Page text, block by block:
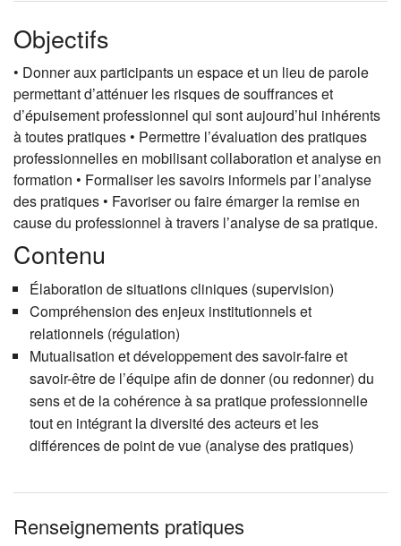
Objectifs
• Donner aux participants un espace et un lieu de parole
permettant d’atténuer les risques de souffrances et
d’épuisement professionnel qui sont aujourd’hui inhérents
à toutes pratiques • Permettre l’évaluation des pratiques
professionnelles en mobilisant collaboration et analyse en
formation • Formaliser les savoirs informels par l’analyse
des pratiques • Favoriser ou faire émarger la remise en
cause du professionnel à travers l’analyse de sa pratique.
Contenu
Élaboration de situations cliniques (supervision)
Compréhension des enjeux institutionnels et
relationnels (régulation)
Mutualisation et développement des savoir-faire et
savoir-être de l’équipe afin de donner (ou redonner) du
sens et de la cohérence à sa pratique professionnelle
tout en intégrant la diversité des acteurs et les
différences de point de vue (analyse des pratiques)
Renseignements pratiques